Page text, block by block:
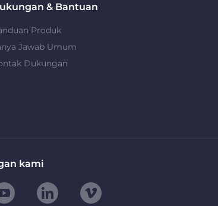
& Bantuan
Produk
Jawab Umum
Dukungan
kami